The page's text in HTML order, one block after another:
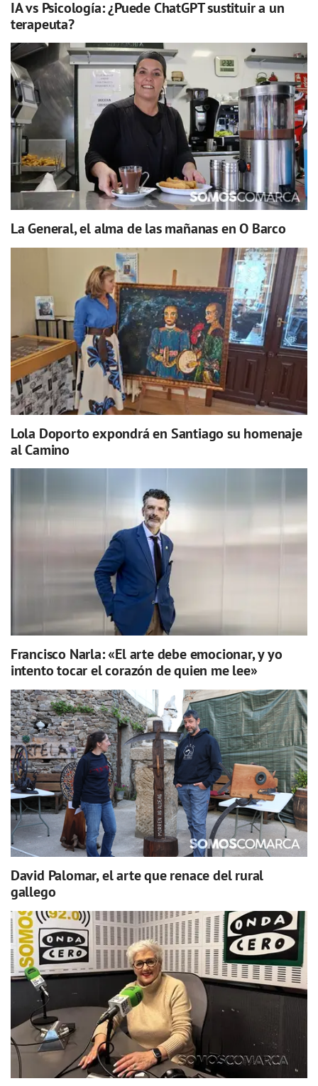
IA vs Psicología: ¿Puede ChatGPT sustituir a un
terapeuta?
La General, el alma de las mañanas en O Barco
Lola Doporto expondrá en Santiago su homenaje
al Camino
Francisco Narla: «El arte debe emocionar, y yo
intento tocar el corazón de quien me lee»
David Palomar, el arte que renace del rural
gallego